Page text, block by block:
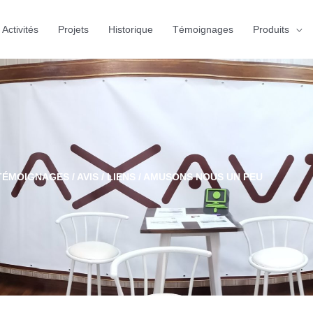
Activités Projets Historique Témoignages Produits
/ AVIS / LIENS / AMUSONS NOUS UN PEU